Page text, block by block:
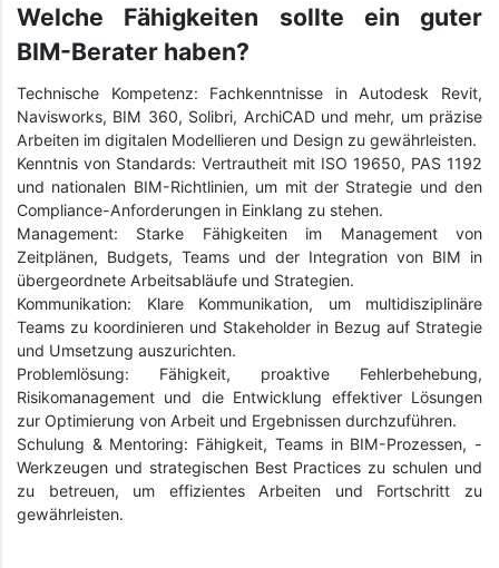
Welche Fähigkeiten sollte ein guter
BIM-Berater haben?
Technische Kompetenz: Fachkenntnisse in Autodesk Revit,
Navisworks, BIM 360, Solibri, ArchiCAD und mehr, um präzise
Arbeiten im digitalen Modellieren und Design zu gewährleisten.
Kenntnis von Standards: Vertrautheit mit ISO 19650, PAS 1192
und nationalen BIM-Richtlinien, um mit der Strategie und den
Compliance-Anforderungen in Einklang zu stehen.
Management: Starke Fähigkeiten im Management von
Zeitplänen, Budgets, Teams und der Integration von BIM in
übergeordnete Arbeitsabläufe und Strategien.
Kommunikation: Klare Kommunikation, um multidisziplinäre
Teams zu koordinieren und Stakeholder in Bezug auf Strategie
und Umsetzung auszurichten.
Problemlösung: Fähigkeit, proaktive Fehlerbehebung,
Risikomanagement und die Entwicklung effektiver Lösungen
zur Optimierung von Arbeit und Ergebnissen durchzuführen.
Schulung & Mentoring: Fähigkeit, Teams in BIM-Prozessen, -
Werkzeugen und strategischen Best Practices zu schulen und
zu betreuen, um effizientes Arbeiten und Fortschritt zu
gewährleisten.